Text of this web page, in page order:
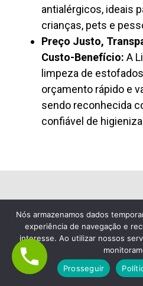
antialérgicos, ideais
crianças, pets e
Preço Justo,
Custo-Benefício: A
limpeza de
orçamento rápido e
sendo reconhecida
confiável de
Lavagem de Colchão
Empresa de
em Embu das
Nós armazenamos dados
experiência de navegação e
interesse. Ao utilizar nossos
Prosseguir